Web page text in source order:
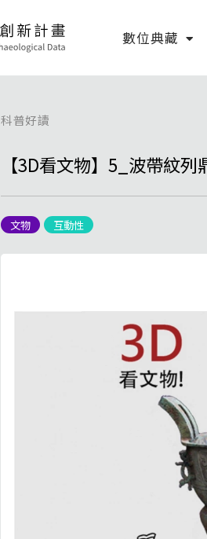
數位典藏
科普好讀
【3D看文物】5_波帶紋列
文物 互動性